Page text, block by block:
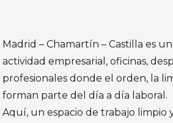
Madrid – Chamartín – Castilla es
actividad empresarial, oficinas,
profesionales donde el orden, la
forman parte del día a día laboral.
Aquí, un espacio de trabajo limpio